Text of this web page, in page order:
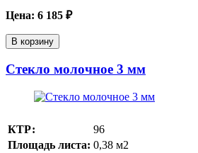
Цена: 6 185 ₽
В корзину
Стекло молочное 3 мм
КТР:
96
Площадь листа: 0,38 м2